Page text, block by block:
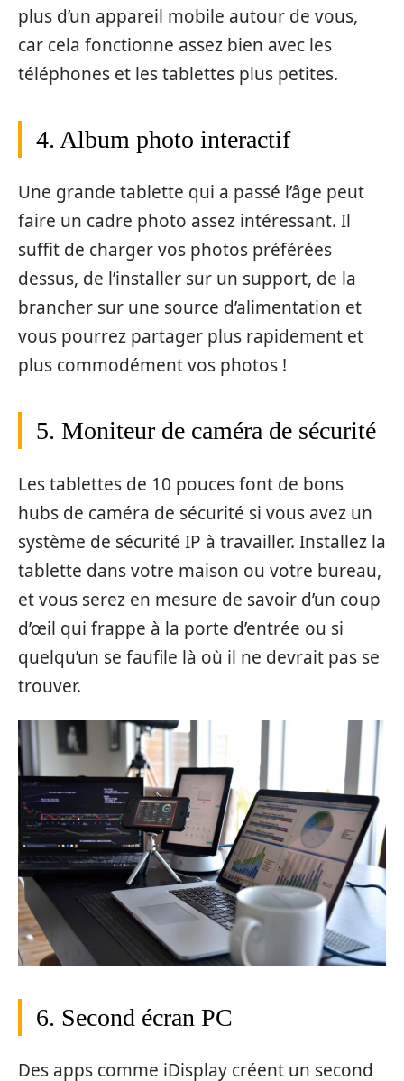
plus d’un appareil mobile autour de vous,
car cela fonctionne assez bien avec les
téléphones et les tablettes plus petites.
4. Album photo interactif
Une grande tablette qui a passé l’âge peut
faire un cadre photo assez intéressant. Il
suffit de charger vos photos préférées
dessus, de l’installer sur un support, de la
brancher sur une source d’alimentation et
vous pourrez partager plus rapidement et
plus commodément vos photos !
5. Moniteur de caméra de sécurité
Les tablettes de 10 pouces font de bons
hubs de caméra de sécurité si vous avez un
système de sécurité IP à travailler. Installez la
tablette dans votre maison ou votre bureau,
et vous serez en mesure de savoir d’un coup
d’œil qui frappe à la porte d’entrée ou si
quelqu’un se faufile là où il ne devrait pas se
trouver.
6. Second écran PC
Des apps comme iDisplay créent un second